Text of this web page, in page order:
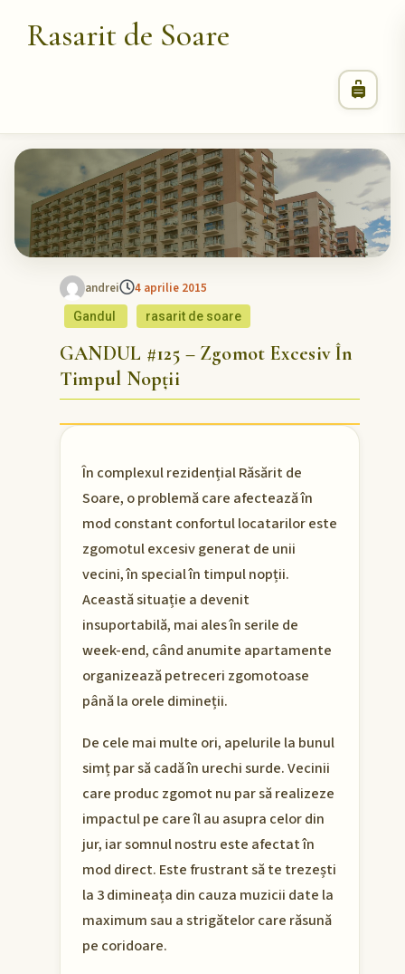
Rasarit de Soare
andrei 4 aprilie 2015
Gandul rasarit de soare
GANDUL #125 – Zgomot Excesiv În
Timpul Nopții
În complexul rezidențial Răsărit de
Soare, o problemă care afectează în
mod constant confortul locatarilor este
zgomotul excesiv generat de unii
vecini, în special în timpul nopții.
Această situație a devenit
insuportabilă, mai ales în serile de
week-end, când anumite apartamente
organizează petreceri zgomotoase
până la orele dimineții.
De cele mai multe ori, apelurile la bunul
simț par să cadă în urechi surde. Vecinii
care produc zgomot nu par să realizeze
impactul pe care îl au asupra celor din
jur, iar somnul nostru este afectat în
mod direct. Este frustrant să te trezești
la 3 dimineața din cauza muzicii date la
maximum sau a strigătelor care răsună
pe coridoare.